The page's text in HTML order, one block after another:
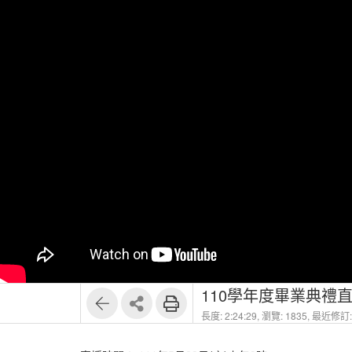
110學年度畢業典禮
長度: 2:24:29, 瀏覽: 1835, 最近修